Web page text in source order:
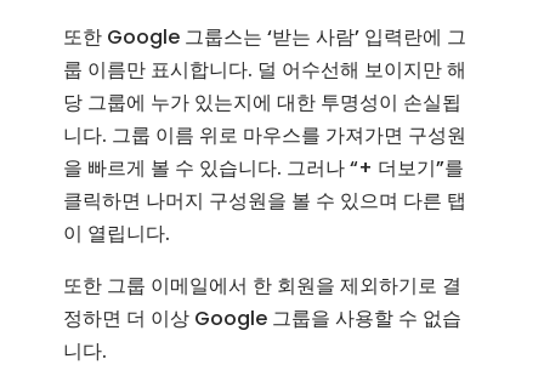
또한 Google 그룹스는 ‘받는 사람’ 입력란에 그
룹 이름만 표시합니다. 덜 어수선해 보이지만 해
당 그룹에 누가 있는지에 대한 투명성이 손실됩
니다. 그룹 이름 위로 마우스를 가져가면 구성원
을 빠르게 볼 수 있습니다. 그러나 “+ 더보기”를
클릭하면 나머지 구성원을 볼 수 있으며 다른 탭
이 열립니다.
또한 그룹 이메일에서 한 회원을 제외하기로 결
정하면 더 이상 Google 그룹을 사용할 수 없습
니다.